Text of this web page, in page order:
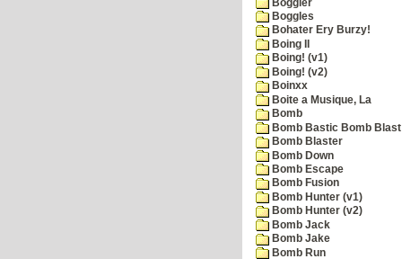
Boggler
Boggles
Bohater Ery Burzy!
Boing II
Boing! (v1)
Boing! (v2)
Boinxx
Boite a Musique, La
Bomb
Bomb Bastic Bomb
Bomb Blaster
Bomb Down
Bomb Escape
Bomb Fusion
Bomb Hunter (v1)
Bomb Hunter (v2)
Bomb Jack
Bomb Jake
Bomb Run